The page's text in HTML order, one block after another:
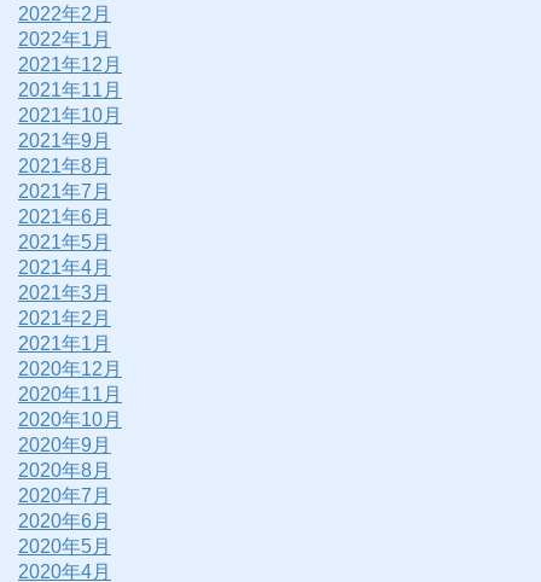
2022年2月
2022年1月
2021年12月
2021年11月
2021年10月
2021年9月
2021年8月
2021年7月
2021年6月
2021年5月
2021年4月
2021年3月
2021年2月
2021年1月
2020年12月
2020年11月
2020年10月
2020年9月
2020年8月
2020年7月
2020年6月
2020年5月
2020年4月